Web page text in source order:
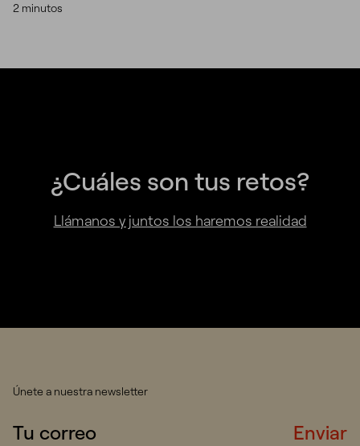
2 minutos
¿Cuáles son tus retos?
Llámanos y juntos los haremos realidad
Únete a nuestra newsletter
Enviar